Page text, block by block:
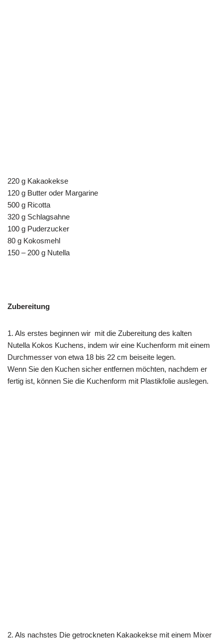
220 g Kakaokekse
120 g Butter oder Margarine
500 g Ricotta
320 g Schlagsahne
100 g Puderzucker
80 g Kokosmehl
150 – 200 g Nutella
Zubereitung
1. Als erstes beginnen wir mit die Zubereitung des kalten
Nutella Kokos Kuchens, indem wir eine Kuchenform mit einem
Durchmesser von etwa 18 bis 22 cm beiseite legen.
Wenn Sie den Kuchen sicher entfernen möchten, nachdem er
fertig ist, können Sie die Kuchenform mit Plastikfolie auslegen.
2. Als nachstes Die getrockneten Kakaokekse mit einem Mixer